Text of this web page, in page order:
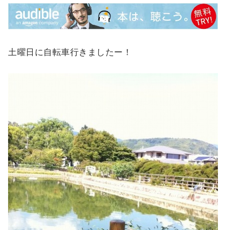
土曜日に自転車行きましたー！